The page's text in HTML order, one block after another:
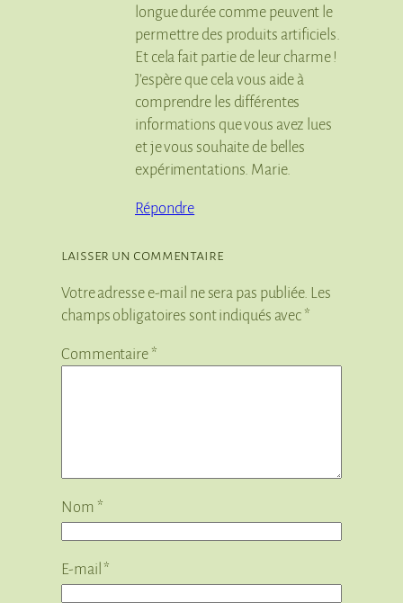
longue durée comme peuvent le
permettre des produits artificiels.
Et cela fait partie de leur charme !
J’espère que cela vous aide à
comprendre les différentes
informations que vous avez lues
et je vous souhaite de belles
expérimentations. Marie.
Répondre
laisser un commentaire
Votre adresse e-mail ne sera pas publiée. Les
champs obligatoires sont indiqués avec *
Commentaire *
Nom *
E-mail *